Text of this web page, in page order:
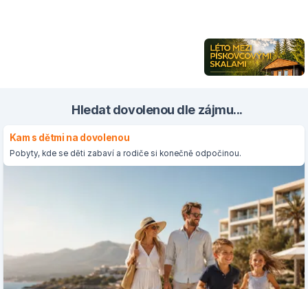
Hledat dovolenou dle zájmu...
Kam s dětmi na dovolenou
Pobyty, kde se děti zabaví a rodiče si konečně odpočinou.